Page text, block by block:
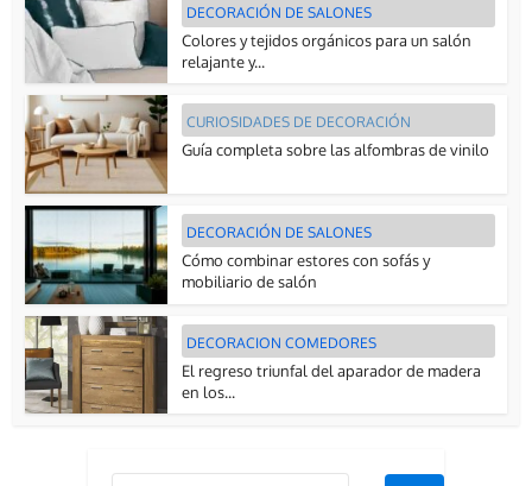
DECORACIÓN DE SALONES
Colores y tejidos orgánicos para un salón
relajante y...
CURIOSIDADES DE DECORACIÓN
Guía completa sobre las alfombras de vinilo
DECORACIÓN DE SALONES
Cómo combinar estores con sofás y
mobiliario de salón
DECORACION COMEDORES
El regreso triunfal del aparador de madera
en los...